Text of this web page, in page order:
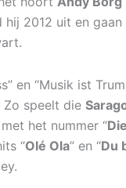
2012 uit en
en “Musik ist
Zo speelt die
het nummer “
“Olé Ola” en “Du